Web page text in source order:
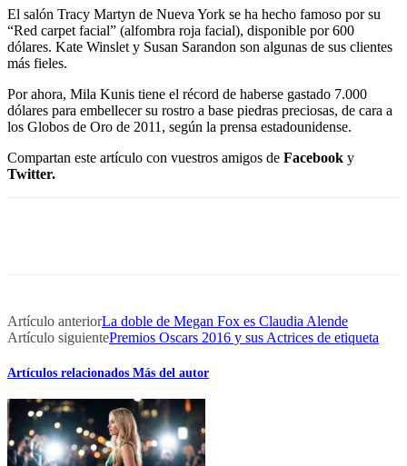
El salón Tracy Martyn de Nueva York se ha hecho famoso por su
“Red carpet facial” (alfombra roja facial), disponible por 600
dólares. Kate Winslet y Susan Sarandon son algunas de sus clientes
más fieles.
Por ahora, Mila Kunis tiene el récord de haberse gastado 7.000
dólares para embellecer su rostro a base piedras preciosas, de cara a
los Globos de Oro de 2011, según la prensa estadounidense.
Compartan este artículo con vuestros amigos de Facebook y
Twitter.
Artículo anteriorLa doble de Megan Fox es Claudia Alende
Artículo siguientePremios Oscars 2016 y sus Actrices de etiqueta
Artículos relacionados Más del autor